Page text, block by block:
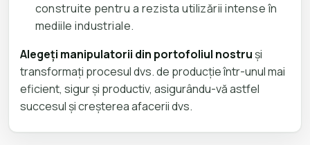
construite pentru a rezista utilizării intense în
mediile industriale.
Alegeți manipulatorii din portofoliul nostru și
transformați procesul dvs. de producție într-unul mai
eficient, sigur și productiv, asigurându-vă astfel
succesul și creșterea afacerii dvs.